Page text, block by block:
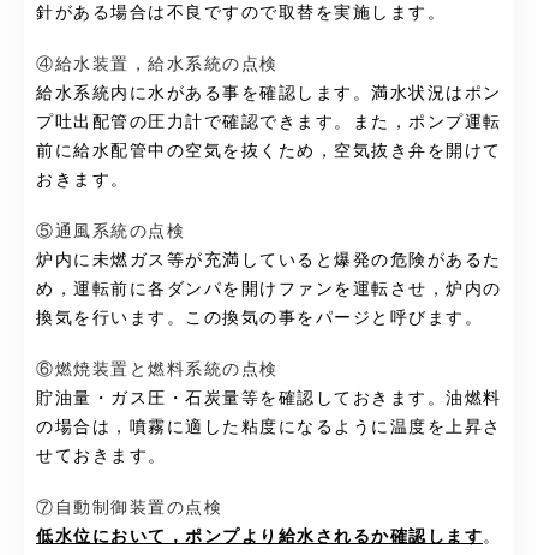
針がある場合は不良ですので取替を実施します。
④給水装置，給水系統の点検
給水系統内に水がある事を確認します。満水状況はポン
プ吐出配管の圧力計で確認できます。また，ポンプ運転
前に給水配管中の空気を抜くため，空気抜き弁を開けて
おきます。
⑤通風系統の点検
炉内に未燃ガス等が充満していると爆発の危険があるた
め，運転前に各ダンパを開けファンを運転させ，炉内の
換気を行います。この換気の事をパージと呼びます。
⑥燃焼装置と燃料系統の点検
貯油量・ガス圧・石炭量等を確認しておきます。油燃料
の場合は，噴霧に適した粘度になるように温度を上昇さ
せておきます。
⑦自動制御装置の点検
低水位において，ポンプより給水されるか確認します。